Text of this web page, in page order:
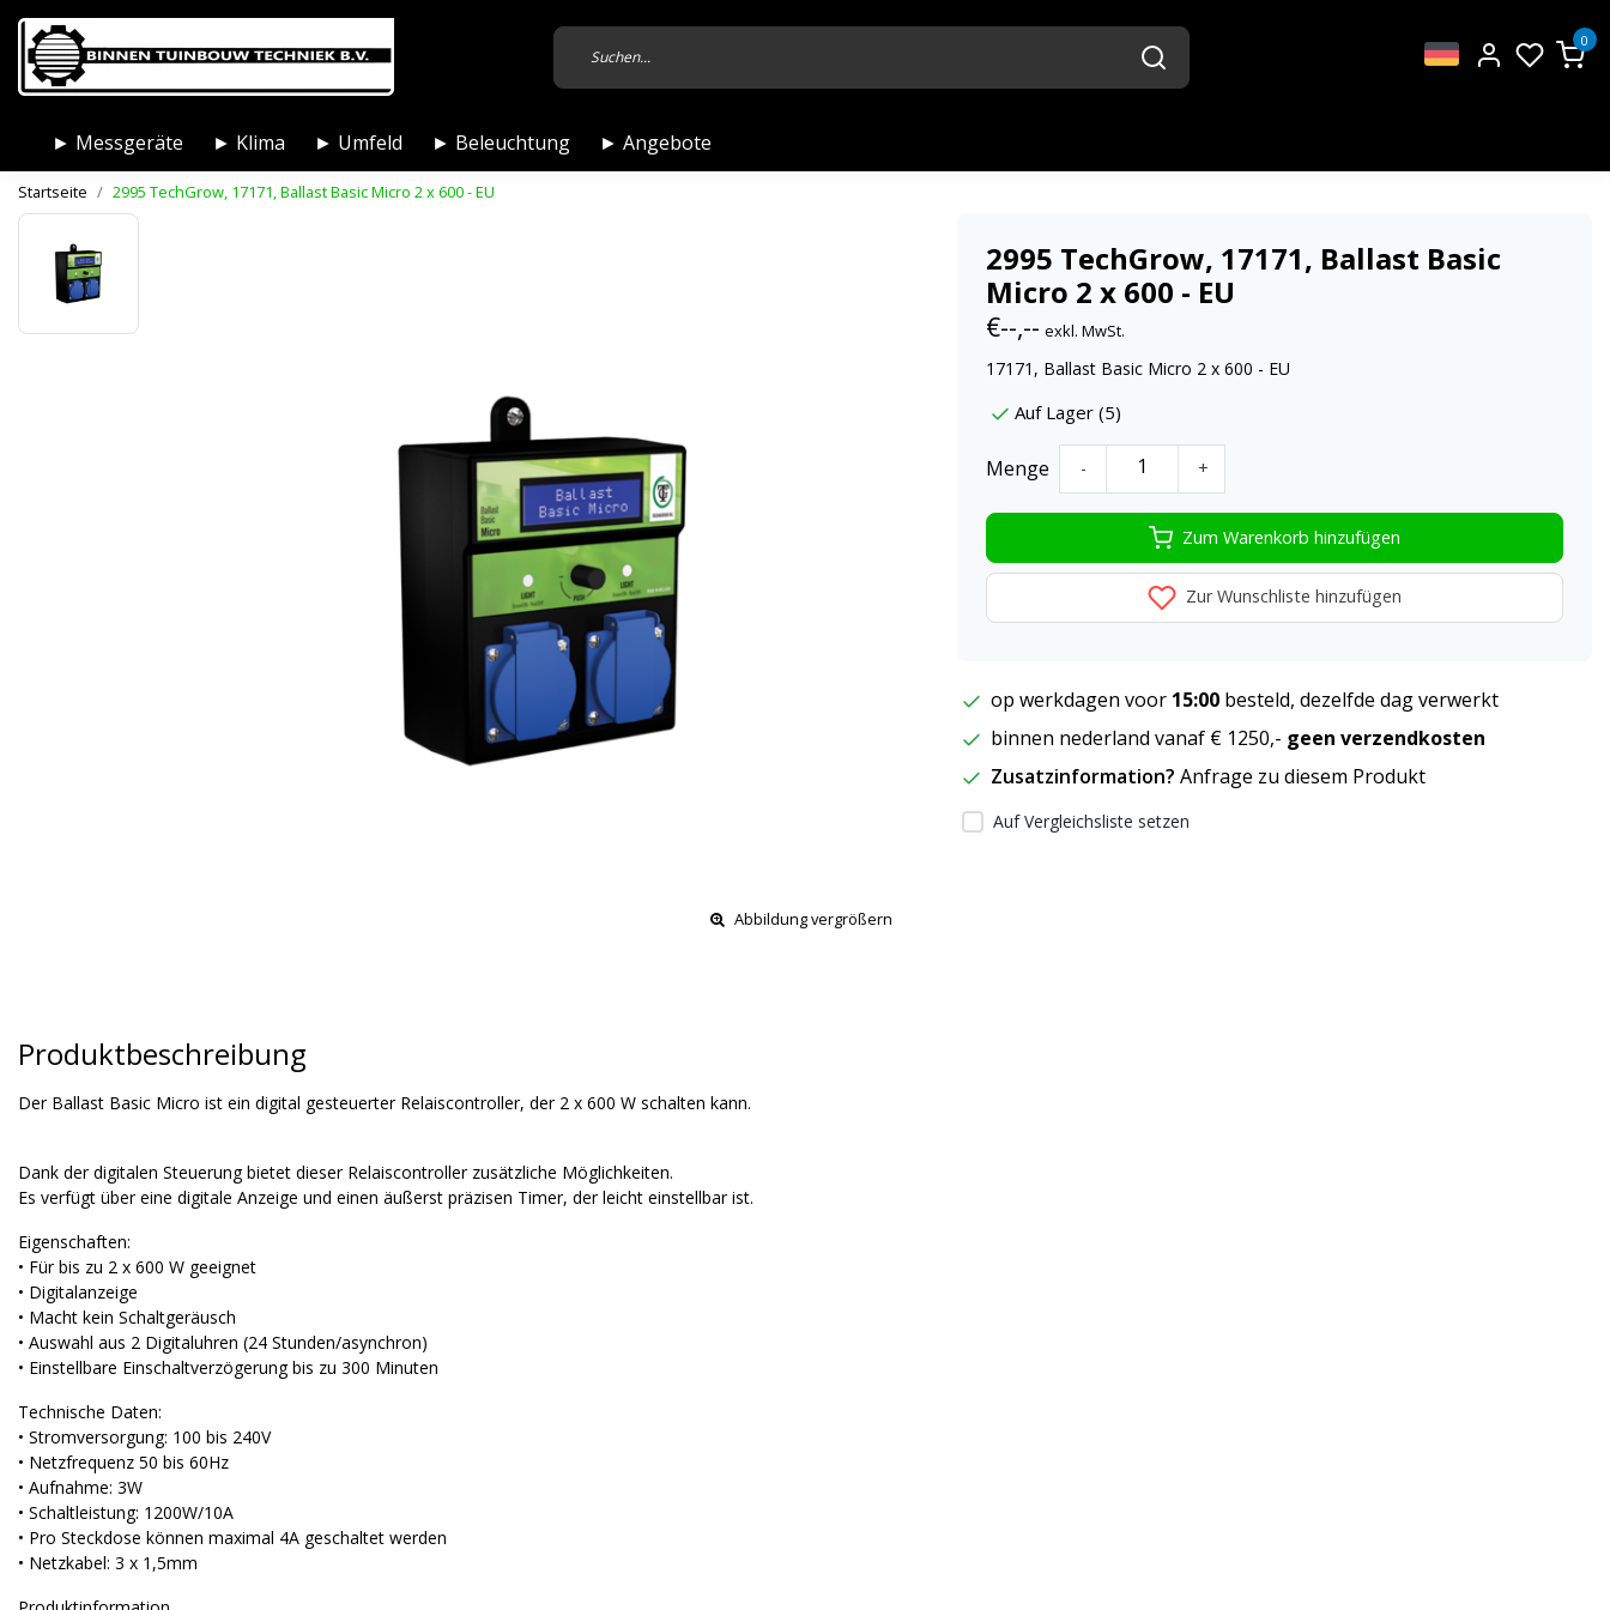
0
► Messgeräte ► Klima ► Umfeld ► Beleuchtung ► Angebote
Startseite 2995 TechGrow, 17171, Ballast Basic Micro 2 x 600 - EU
Abbildung vergrößern
2995 TechGrow, 17171, Ballast Basic
Micro 2 x 600 - EU
€--,-- exkl. MwSt.
17171, Ballast Basic Micro 2 x 600 - EU
Auf Lager (5)
Menge - +
Zum Warenkorb hinzufügen
Zur Wunschliste hinzufügen
op werkdagen voor 15:00 besteld, dezelfde dag verwerkt
binnen nederland vanaf € 1250,- geen verzendkosten
Zusatzinformation? Anfrage zu diesem Produkt
Auf Vergleichsliste setzen
Produktbeschreibung
Der Ballast Basic Micro ist ein digital gesteuerter Relaiscontroller, der 2 x 600 W schalten kann.
Dank der digitalen Steuerung bietet dieser Relaiscontroller zusätzliche Möglichkeiten.
Es verfügt über eine digitale Anzeige und einen äußerst präzisen Timer, der leicht einstellbar ist.
Eigenschaften:
• Für bis zu 2 x 600 W geeignet
• Digitalanzeige
• Macht kein Schaltgeräusch
• Auswahl aus 2 Digitaluhren (24 Stunden/asynchron)
• Einstellbare Einschaltverzögerung bis zu 300 Minuten
Technische Daten:
• Stromversorgung: 100 bis 240V
• Netzfrequenz 50 bis 60Hz
• Aufnahme: 3W
• Schaltleistung: 1200W/10A
• Pro Steckdose können maximal 4A geschaltet werden
• Netzkabel: 3 x 1,5mm